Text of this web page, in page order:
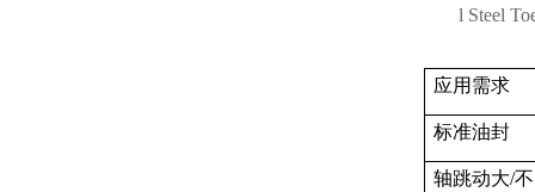
l Steel
应用需求
标准油封
轴跳动大/